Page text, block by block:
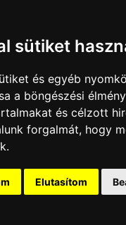
sütiket
és egyéb
a böngészési
és célzott
forgalmát, hogy
Elutasítom